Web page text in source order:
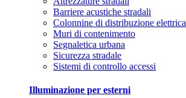
Barriere acustiche stradali
Colonnine di distribuzione elettrica
Muri di contenimento
Segnaletica urbana
Sicurezza stradale
Sistemi di controllo accessi
Illuminazione per esterni